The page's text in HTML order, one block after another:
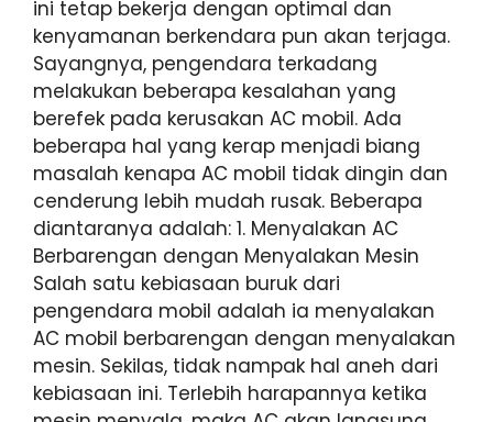
ini tetap bekerja dengan optimal dan
kenyamanan berkendara pun akan terjaga.
Sayangnya, pengendara terkadang
melakukan beberapa kesalahan yang
berefek pada kerusakan AC mobil. Ada
beberapa hal yang kerap menjadi biang
masalah kenapa AC mobil tidak dingin dan
cenderung lebih mudah rusak. Beberapa
diantaranya adalah: 1. Menyalakan AC
Berbarengan dengan Menyalakan Mesin
Salah satu kebiasaan buruk dari
pengendara mobil adalah ia menyalakan
AC mobil berbarengan dengan menyalakan
mesin. Sekilas, tidak nampak hal aneh dari
kebiasaan ini. Terlebih harapannya ketika